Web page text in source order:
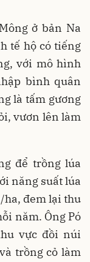
ở bản Na
tế hộ có tiếng
với mô hình
bình quân
là tấm gương
vươn lên làm
để trồng lúa
năng suất lúa
ha, đem lại thu
năm. Ông Pó
vực đồi núi
trồng cỏ làm